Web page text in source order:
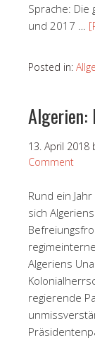
Sprache: Die
und 2017 …
Posted in:
Algerien:
13. April 2018
Comment
Rund ein
sich
Algeriens
regierende